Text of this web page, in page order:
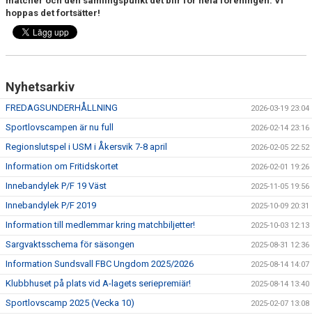
hoppas det fortsätter!
Nyhetsarkiv
FREDAGSUNDERHÅLLNING 2026-03-19 23:04
Sportlovscampen är nu full 2026-02-14 23:16
Regionslutspel i USM i Åkersvik 7-8 april 2026-02-05 22:52
Information om Fritidskortet 2026-02-01 19:26
Innebandylek P/F 19 Väst 2025-11-05 19:56
Innebandylek P/F 2019 2025-10-09 20:31
Information till medlemmar kring matchbiljetter! 2025-10-03 12:13
Sargvaktsschema för säsongen 2025-08-31 12:36
Information Sundsvall FBC Ungdom 2025/2026 2025-08-14 14:07
Klubbhuset på plats vid A-lagets seriepremiär! 2025-08-14 13:40
Sportlovscamp 2025 (Vecka 10) 2025-02-07 13:08